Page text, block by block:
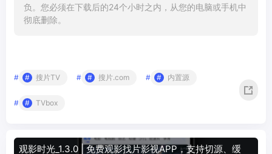
负。您必须在下载后的24个小时之内，从您的电脑或手机中
彻底删除。
# 搜片TV # 搜片.com # 内置源
# TVbox
观影时光_1.3.0 | 免费观影找片影视APP，支持切源、缓